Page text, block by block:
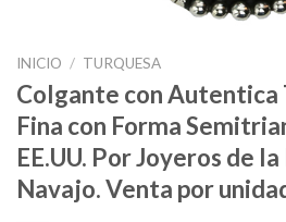
INICIO / TURQUESA
Colgante con Autentica
Fina con Forma
EE.UU. Por Joyeros de
Navajo. Venta por